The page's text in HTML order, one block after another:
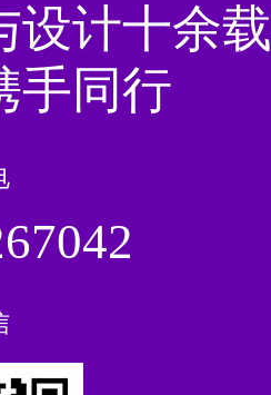
设计十余载
手同行